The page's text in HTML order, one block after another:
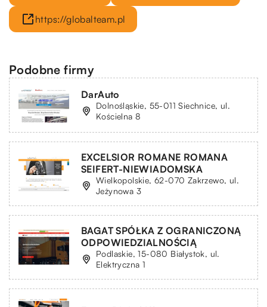
https://globalteam.pl
Podobne firmy
DarAuto
Dolnośląskie, 55-011 Siechnice, ul.
Kościelna 8
EXCELSIOR ROMANE ROMANA
SEIFERT-NIEWIADOMSKA
Wielkopolskie, 62-070 Zakrzewo, ul.
Jeżynowa 3
BAGAT SPÓŁKA Z OGRANICZONĄ
ODPOWIEDZIALNOŚCIĄ
Podlaskie, 15-080 Białystok, ul.
Elektryczna 1